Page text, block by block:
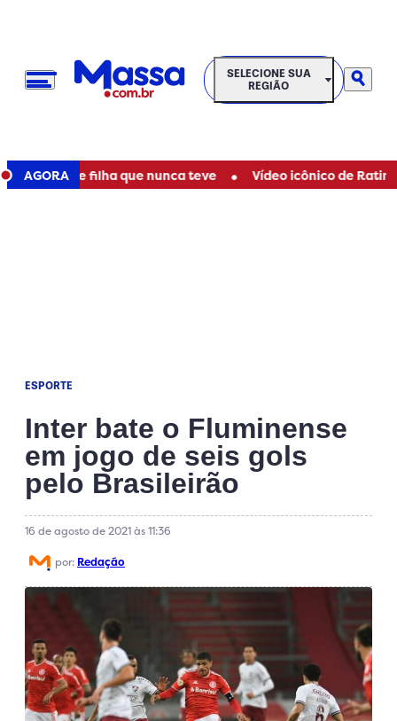
SELECIONE SUA REGIÃO
SELECIONE SUA
REGIÃO
AGORA
mãe de filha que nunca teve • Vídeo icônico de Ratinho
ESPORTE
Inter bate o Fluminense
em jogo de seis gols
pelo Brasileirão
16 de agosto de 2021 às 11:36
por: Redação